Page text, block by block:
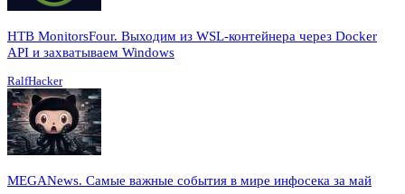
HTB MonitorsFour. Выходим из WSL-контейнера через Docker
API и захватываем Windows
RalfHacker
MEGANews. Cамые важные события в мире инфосека за май